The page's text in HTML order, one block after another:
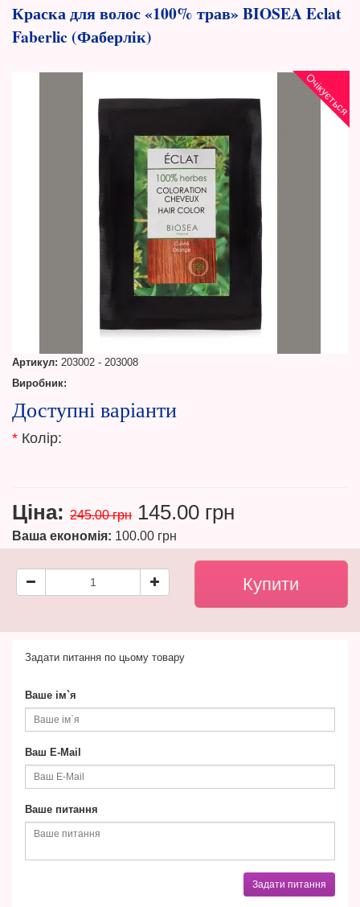
Краска для волос «100% трав» BIOSEA Eclat
Faberlic (Фаберлік)
Очікується
Артикул: 203002 - 203008
Виробник:
Доступні варіанти
* Колір:
Ціна: 245.00 грн 145.00 грн
Ваша економія: 100.00 грн
Задати питання по цьому товару
Ваше ім`я
Ваш E-Mail
Ваше питання
Задати питання